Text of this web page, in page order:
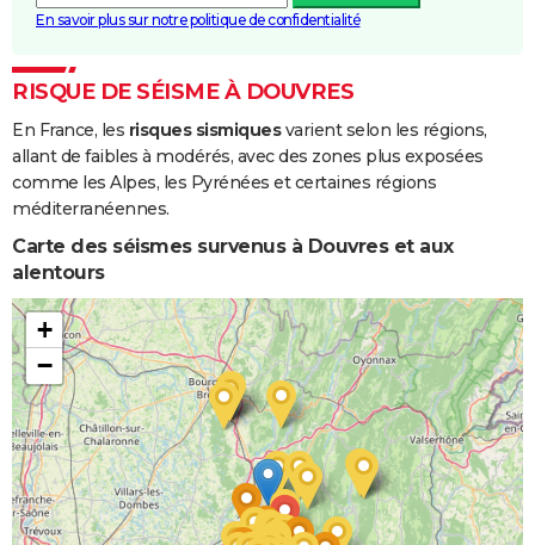
En savoir plus sur notre politique de confidentialité
RISQUE DE SÉISME À DOUVRES
En France, les risques sismiquesvarient selon les régions,
allant de faibles à modérés, avec des zones plus exposées
comme les Alpes, les Pyrénées et certaines régions
méditerranéennes.
Carte des séismes survenus à Douvres et aux
alentours
+
−